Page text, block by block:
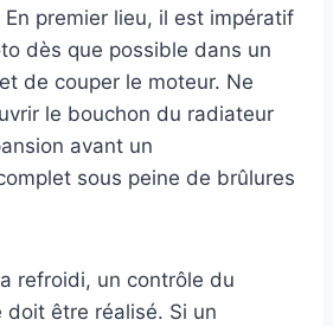
premier lieu, il est impératif
dès que possible dans un
de couper le moteur. Ne
le bouchon du radiateur
avant un
sous peine de brûlures
refroidi, un contrôle du
doit être réalisé. Si un